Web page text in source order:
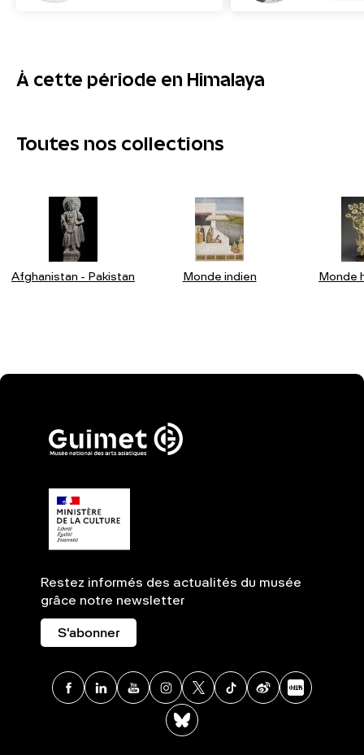
À cette période en Himalaya
Toutes nos collections
Afghanistan - Pakistan Monde indien Monde
Restez informés des actualités du musée
grâce notre newsletter
S'abonner
Facebook
LinkedinYoutubeInstagram
X TikTokWeibo